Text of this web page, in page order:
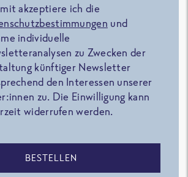
akzeptiere ich die
und
individuelle
zu Zwecken der
künftiger Newsletter
den Interessen unserer
zu. Die Einwilligung kann
widerrufen werden.
BESTELLEN